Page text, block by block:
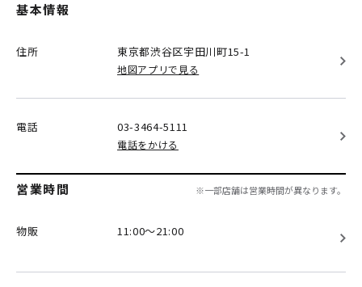
基本情報
住所 東京都渋谷区宇田川町15-1
地図アプリで見る
電話 03-3464-5111
電話をかける
営業時間 ※一部店舗は営業時間が異なります。
物販 11:00～21:00